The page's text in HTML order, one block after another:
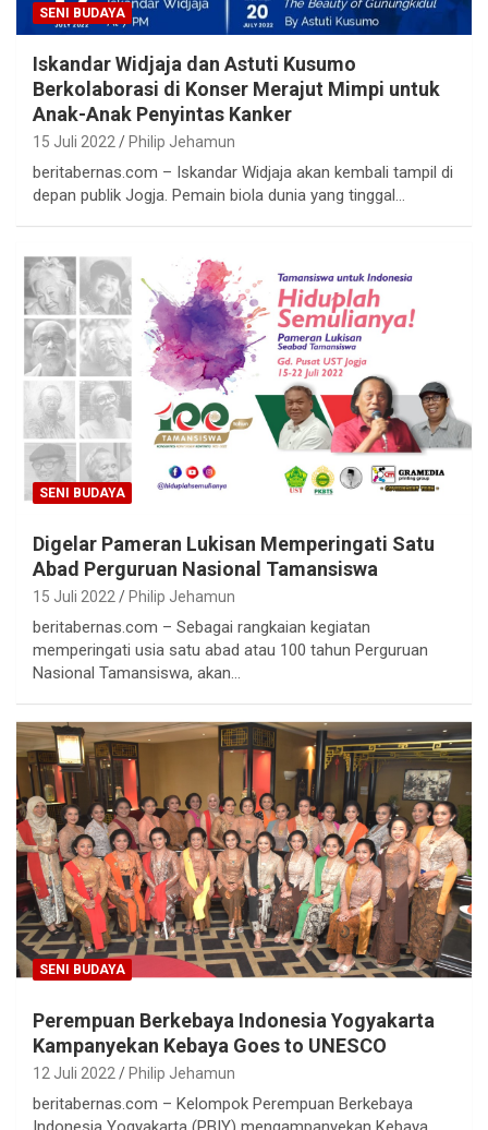
SENI BUDAYA
Iskandar Widjaja dan Astuti Kusumo
Berkolaborasi di Konser Merajut Mimpi untuk
Anak-Anak Penyintas Kanker
15 Juli 2022 Philip Jehamun
beritabernas.com – Iskandar Widjaja akan kembali tampil di
depan publik Jogja. Pemain biola dunia yang tinggal…
SENI BUDAYA
Digelar Pameran Lukisan Memperingati Satu
Abad Perguruan Nasional Tamansiswa
15 Juli 2022 Philip Jehamun
beritabernas.com – Sebagai rangkaian kegiatan
memperingati usia satu abad atau 100 tahun Perguruan
Nasional Tamansiswa, akan…
SENI BUDAYA
Perempuan Berkebaya Indonesia Yogyakarta
Kampanyekan Kebaya Goes to UNESCO
12 Juli 2022 Philip Jehamun
beritabernas.com – Kelompok Perempuan Berkebaya